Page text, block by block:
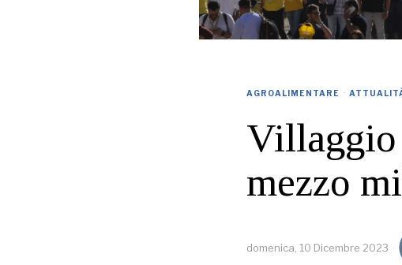
AGROALIMENTARE ·
mezzo
domenica, 10 Dicembre 2023